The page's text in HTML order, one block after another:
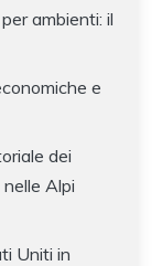
ambienti: il
e
dei
Alpi
Uniti in